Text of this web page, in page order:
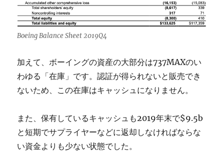
Boeing Balance Sheet 2019Q4
加えて、ボーイングの資産の大部分は737MAXのい
わゆる「在庫」です。認証が得られないと販売でき
ないため、この在庫はキャッシュになりません。
また、保有しているキャッシュも2019年末で$9.5b
と短期でサプライヤーなどに返却しなければならな
い資金よりも少ない状態でした。